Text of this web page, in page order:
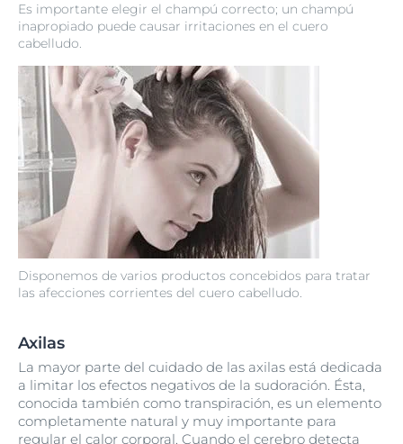
Es importante elegir el champú correcto; un champú
inapropiado puede causar irritaciones en el cuero
cabelludo.
Disponemos de varios productos concebidos para tratar
las afecciones corrientes del cuero cabelludo.
Axilas
La mayor parte del cuidado de las axilas está dedicada
a limitar los efectos negativos de la sudoración. Ésta,
conocida también como transpiración, es un elemento
completamente natural y muy importante para
regular el calor corporal. Cuando el cerebro detecta